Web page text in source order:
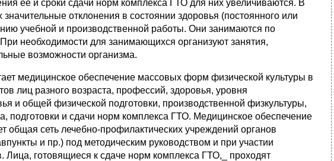
ее и сроки сдачи норм комплекса ГТО для них увеличиваются. В
отклонения в состоянии здоровья (постоянного или
учебной и производственной работы. Они занимаются по
необходимости для занимающихся организуют занятия,
возможности организма.
медицинское обеспечение массовых форм физической культуры в
лиц разного возраста, профессий, здоровья, уровня
и общей физической подготовки, производственной физкультуры,
подготовки и сдачи норм комплекса ГТО. Медицинское обеспечение
сеть лечебно-профилактических учреждений органов
и пр.) под методическим руководством и при участии
Лица, готовящиеся к сдаче норм комплекса ГТО,_ проходят